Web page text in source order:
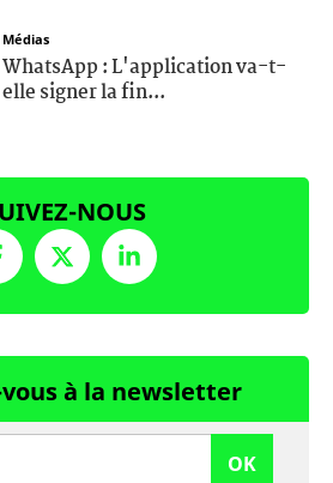
Médias
WhatsApp : L'application va-t-
elle signer la fin...
NOUS
à la newsletter
OK